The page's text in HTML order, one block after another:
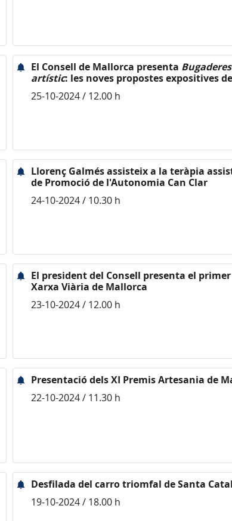
El Consell de Mallorca presenta Bugaderes
artístic: les noves propostes expositives
25-10-2024 / 12.00 h
Llorenç Galmés assisteix a la teràpia
de Promoció de l'Autonomia Can Clar
24-10-2024 / 10.30 h
El president del Consell presenta el
Xarxa Viària de Mallorca
23-10-2024 / 12.00 h
Presentació dels XI Premis Artesania de
22-10-2024 / 11.30 h
Desfilada del carro triomfal de Santa
19-10-2024 / 18.00 h